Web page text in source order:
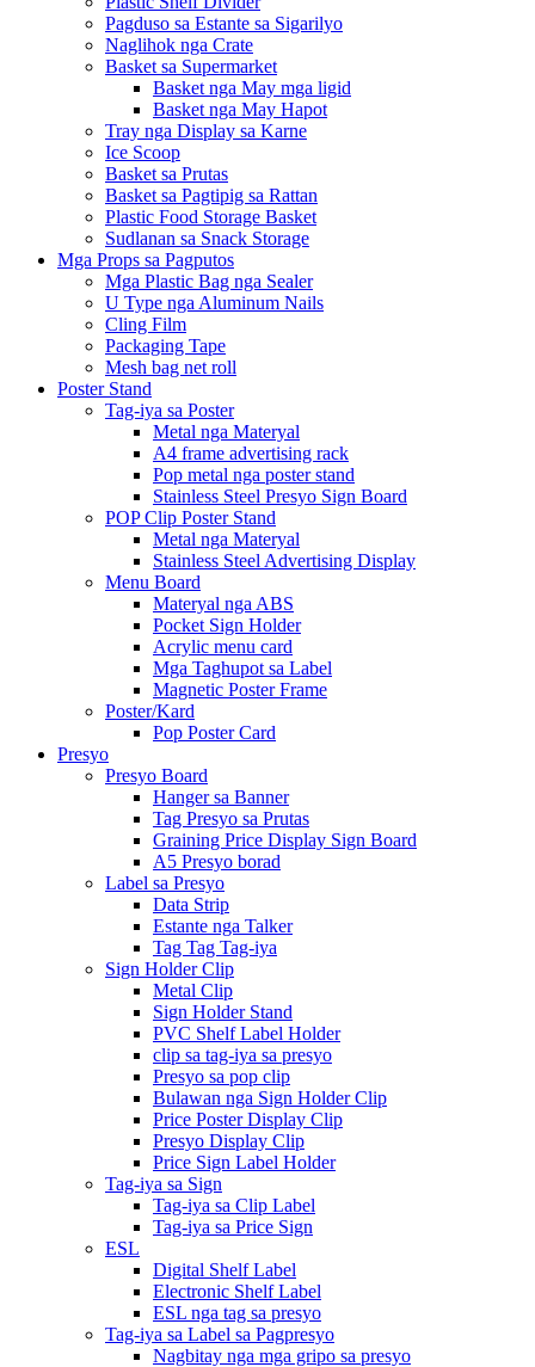
Pagduso sa Estante sa Sigarilyo
Naglihok nga Crate
Basket sa Supermarket
Basket nga May mga ligid
Basket nga May Hapot
Tray nga Display sa Karne
Ice Scoop
Basket sa Prutas
Basket sa Pagtipig sa Rattan
Plastic Food Storage Basket
Sudlanan sa Snack Storage
Mga Props sa Pagputos
Mga Plastic Bag nga Sealer
U Type nga Aluminum Nails
Cling Film
Packaging Tape
Mesh bag net roll
Poster Stand
Tag-iya sa Poster
Metal nga Materyal
A4 frame advertising rack
Pop metal nga poster stand
Stainless Steel Presyo Sign Board
POP Clip Poster Stand
Metal nga Materyal
Stainless Steel Advertising Display
Menu Board
Materyal nga ABS
Pocket Sign Holder
Acrylic menu card
Mga Taghupot sa Label
Magnetic Poster Frame
Poster/Kard
Pop Poster Card
Presyo
Presyo Board
Hanger sa Banner
Tag Presyo sa Prutas
Graining Price Display Sign Board
A5 Presyo borad
Label sa Presyo
Data Strip
Estante nga Talker
Tag Tag Tag-iya
Sign Holder Clip
Metal Clip
Sign Holder Stand
PVC Shelf Label Holder
clip sa tag-iya sa presyo
Presyo sa pop clip
Bulawan nga Sign Holder Clip
Price Poster Display Clip
Presyo Display Clip
Price Sign Label Holder
Tag-iya sa Sign
Tag-iya sa Clip Label
Tag-iya sa Price Sign
ESL
Digital Shelf Label
Electronic Shelf Label
ESL nga tag sa presyo
Tag-iya sa Label sa Pagpresyo
Nagbitay nga mga gripo sa presyo